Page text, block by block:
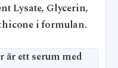
Lysate, Glycerin,
i formulan.
ett serum med